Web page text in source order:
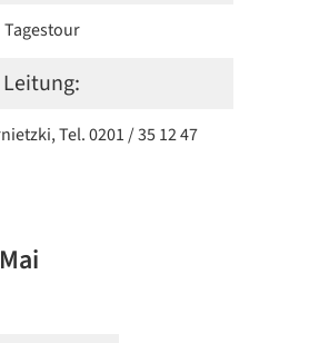
Tagestour
Leitung:
Tel. 0201 / 35 12 47